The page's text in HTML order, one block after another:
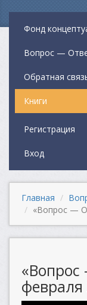
Фонд
Вопрос —
Обратная
Книги
Регистрация
Вход
Главная
«Вопрос —
февраля